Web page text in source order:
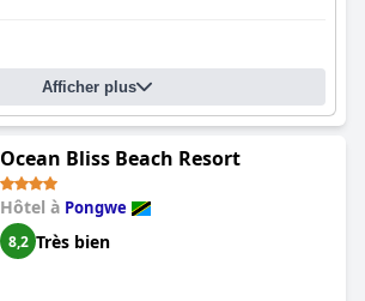
Afficher plus
Ocean Bliss Beach Resort
Hôtel à Pongwe
8,2 Très bien